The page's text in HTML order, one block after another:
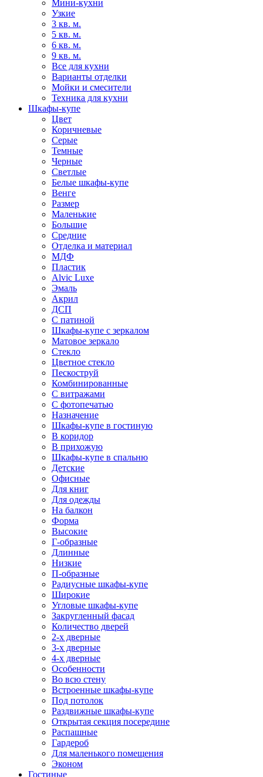
Мини-кухни
Узкие
3 кв. м.
5 кв. м.
6 кв. м.
9 кв. м.
Все для кухни
Варианты отделки
Мойки и смесители
Техника для кухни
Шкафы-купе
Цвет
Коричневые
Серые
Темные
Черные
Светлые
Белые шкафы-купе
Венге
Размер
Маленькие
Большие
Средние
Отделка и материал
МДФ
Пластик
Alvic Luxe
Эмаль
Акрил
ДСП
С патиной
Шкафы-купе с зеркалом
Матовое зеркало
Стекло
Цветное стекло
Пескоструй
Комбинированные
С витражами
С фотопечатью
Назначение
Шкафы-купе в гостиную
В коридор
В прихожую
Шкафы-купе в спальню
Детские
Офисные
Для книг
Для одежды
На балкон
Форма
Высокие
Г-образные
Длинные
Низкие
П-образные
Радиусные шкафы-купе
Широкие
Угловые шкафы-купе
Закругленный фасад
Количество дверей
2-х дверные
3-х дверные
4-х дверные
Особенности
Во всю стену
Встроенные шкафы-купе
Под потолок
Раздвижные шкафы-купе
Открытая секция посередине
Распашные
Гардероб
Для маленького помещения
Эконом
Гостиные